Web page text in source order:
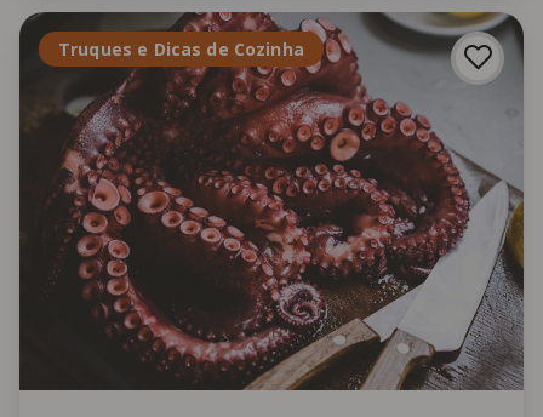
Truques e Dicas de Cozinha